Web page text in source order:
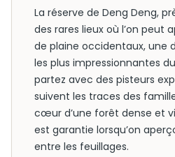
La réserve de Deng Deng,
des rares lieux où l’on peut
de plaine occidentaux, une
les plus impressionnantes
partez avec des pisteurs
suivent les traces des
cœur d’une forêt dense et
est garantie lorsqu’on
entre les feuillages.